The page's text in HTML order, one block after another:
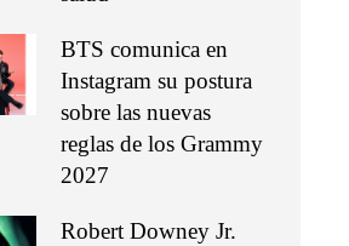
BTS comunica en
Instagram su postura
sobre las nuevas
reglas de los Grammy
2027
Robert Downey Jr.